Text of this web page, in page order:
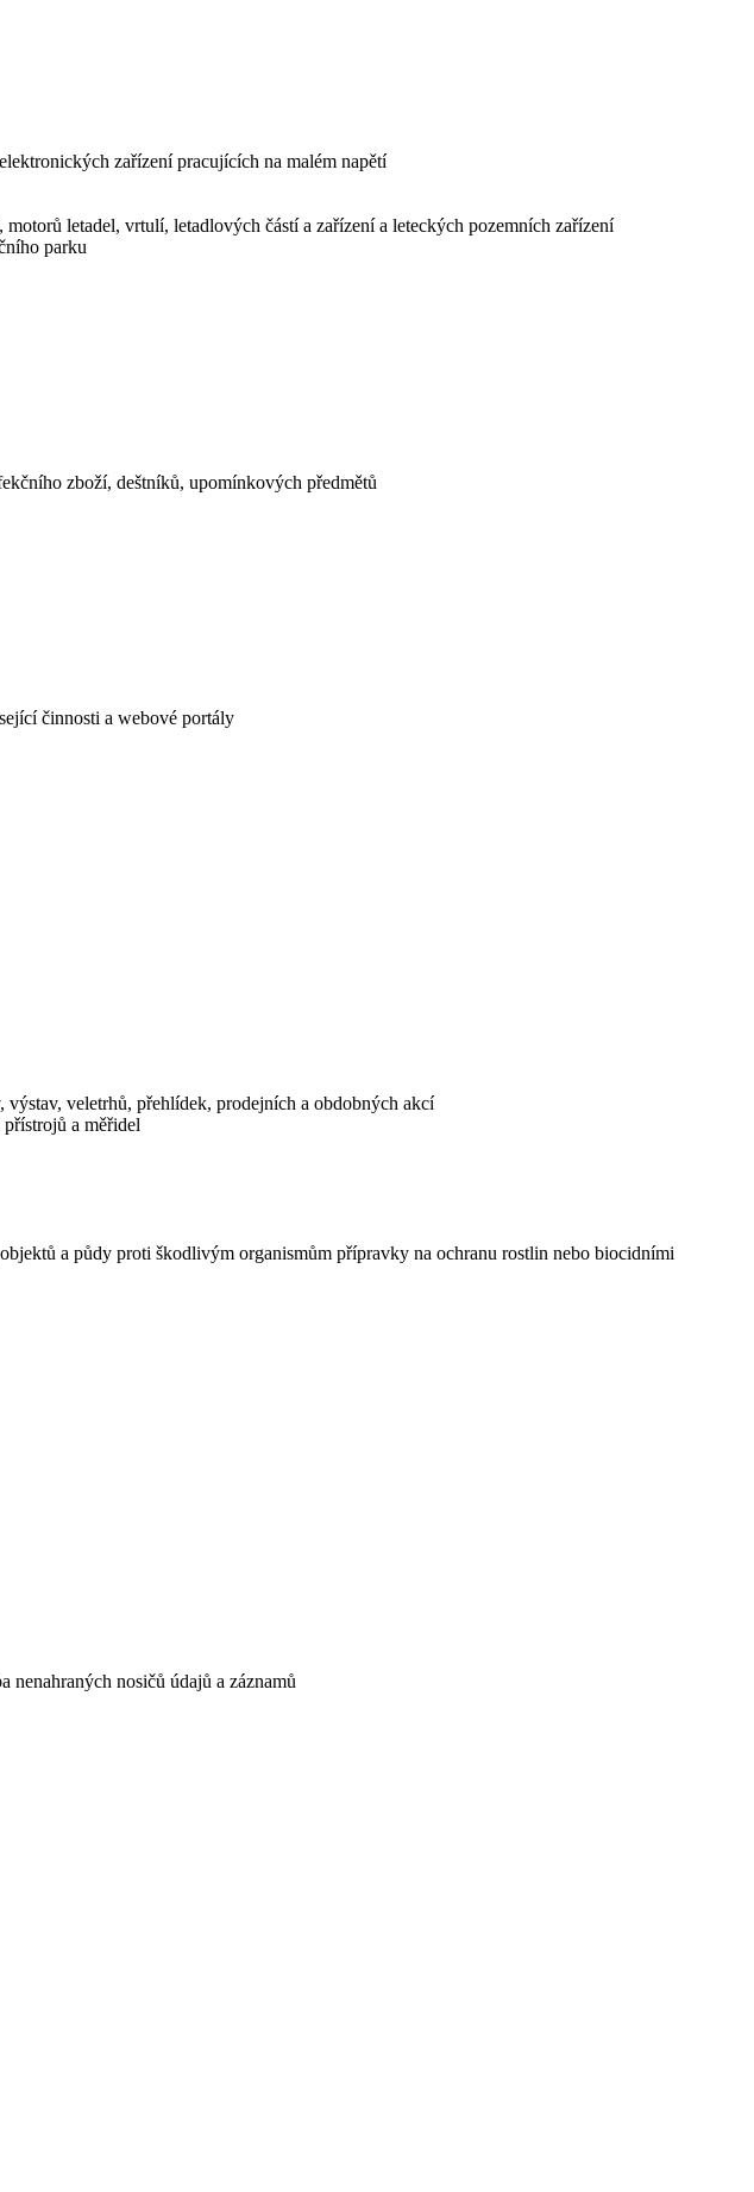
zařízení pracujících na malém napětí
letadel, vrtulí, letadlových částí a zařízení a leteckých pozemních zařízení
parku
zboží, deštníků, upomínkových předmětů
činnosti a webové portály
veletrhů, přehlídek, prodejních a obdobných akcí
a měřidel
a půdy proti škodlivým organismům přípravky na ochranu rostlin nebo biocidními
nosičů údajů a záznamů